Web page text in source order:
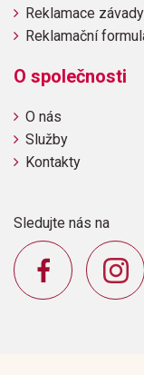
Reklamace
Reklamační
O společnosti
O nás
Služby
Kontakty
Sledujte nás na